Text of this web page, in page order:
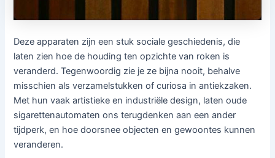
Deze apparaten zijn een stuk sociale geschiedenis, die
laten zien hoe de houding ten opzichte van roken is
veranderd. Tegenwoordig zie je ze bijna nooit, behalve
misschien als verzamelstukken of curiosa in antiekzaken.
Met hun vaak artistieke en industriële design, laten oude
sigarettenautomaten ons terugdenken aan een ander
tijdperk, en hoe doorsnee objecten en gewoontes kunnen
veranderen.